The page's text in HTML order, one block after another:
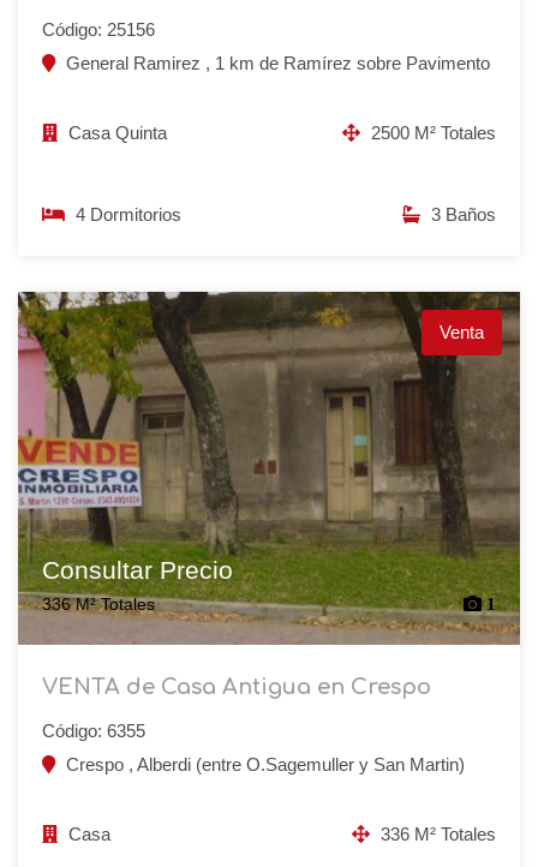
Código: 25156
General Ramirez , 1 km de Ramírez sobre Pavimento
Casa Quinta 2500 M² Totales
4 Dormitorios 3 Baños
Venta
Consultar Precio
336 M² Totales 1
VENTA de Casa Antigua en Crespo
Código: 6355
Crespo , Alberdi (entre O.Sagemuller y San Martin)
Casa 336 M² Totales